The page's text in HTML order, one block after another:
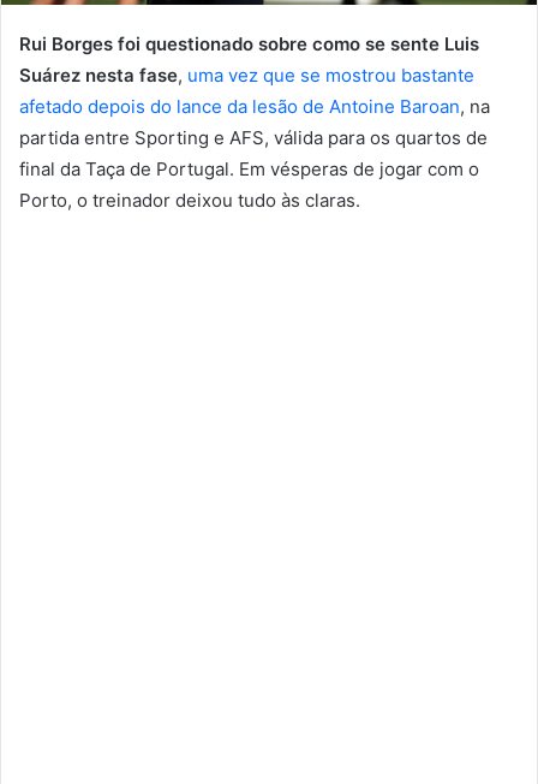
Rui Borges foi questionado sobre como se sente Luis
Suárez nesta fase, uma vez que se mostrou bastante
afetado depois do lance da lesão de Antoine Baroan, na
partida entre Sporting e AFS, válida para os quartos de
final da Taça de Portugal. Em vésperas de jogar com o
Porto, o treinador deixou tudo às claras.